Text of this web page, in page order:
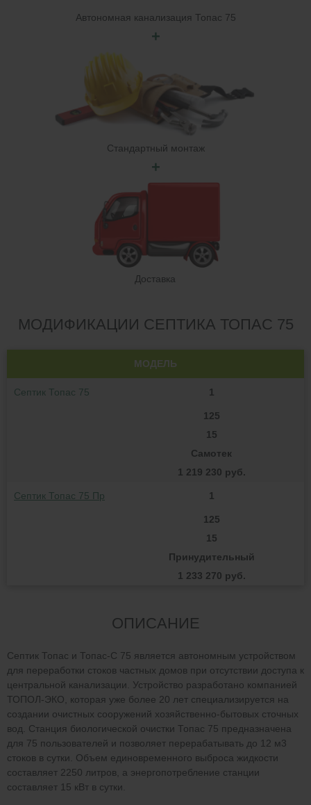
Автономная канализация Топас 75
+
Стандартный монтаж
+
Доставка
МОДИФИКАЦИИ СЕПТИКА ТОПАС 75
МОДЕЛЬ
Септик Топас 75 1
125
15
Самотек
1 219 230 руб.
Септик Топас 75 Пр 1
125
15
Принудительный
1 233 270 руб.
ОПИСАНИЕ
Септик Топас и Топас-С 75 является автономным устройством
для переработки стоков частных домов при отсутствии доступа к
центральной канализации. Устройство разработано компанией
ТОПОЛ-ЭКО, которая уже более 20 лет специализируется на
создании очистных сооружений хозяйственно-бытовых сточных
вод. Станция биологической очистки Топас 75 предназначена
для 75 пользователей и позволяет перерабатывать до 12 м3
стоков в сутки. Объем единовременного выброса жидкости
составляет 2250 литров, а энергопотребление станции
составляет 15 кВт в сутки.